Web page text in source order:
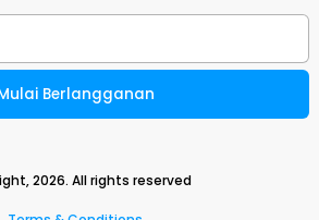
Berlangganan
2026. All rights reserved